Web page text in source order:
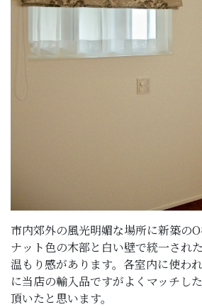
市内郊外の風光明媚な場所に新築の
ナット色の木部と白い壁で統一され
温もり感があります。各室内に使わ
に当店の輸入品ですがよくマッチし
頂いたと思います。